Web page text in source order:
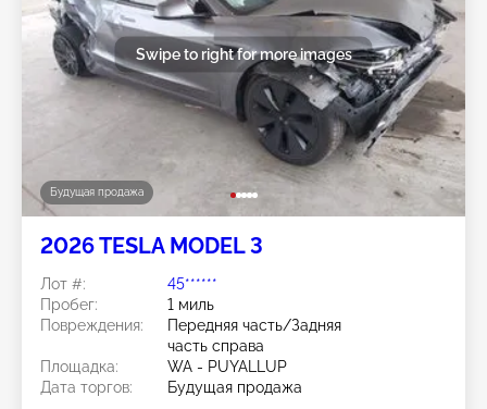
Будущая продажа
Swipe to right for more images
2026 TESLA MODEL 3
Лот #:
45******
Пробег:
1 миль
Повреждения:
Передняя часть/Задняя
часть справа
Площадка:
WA - PUYALLUP
Дата торгов:
Будущая продажа